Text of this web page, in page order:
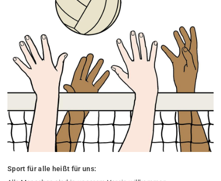
Sport für alle heißt für uns: